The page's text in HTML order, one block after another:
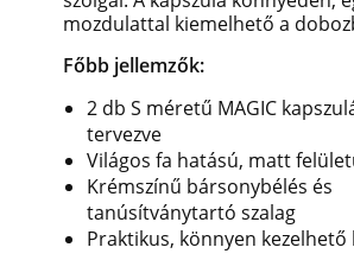
mozdulattal kiemelhető a
Főbb jellemzők:
2 db S méretű MAGIC
tervezve
Világos fa hatású, matt
Krémszínű bársonybélés és
tanúsítványtartó szalag
Praktikus, könnyen kezelhető